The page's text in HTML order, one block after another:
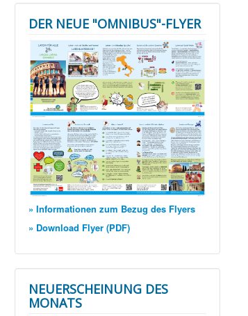
DER NEUE "OMNIBUS"-FLYER
» Informationen zum Bezug des Flyers
» Download Flyer (PDF)
NEUERSCHEINUNG DES
MONATS